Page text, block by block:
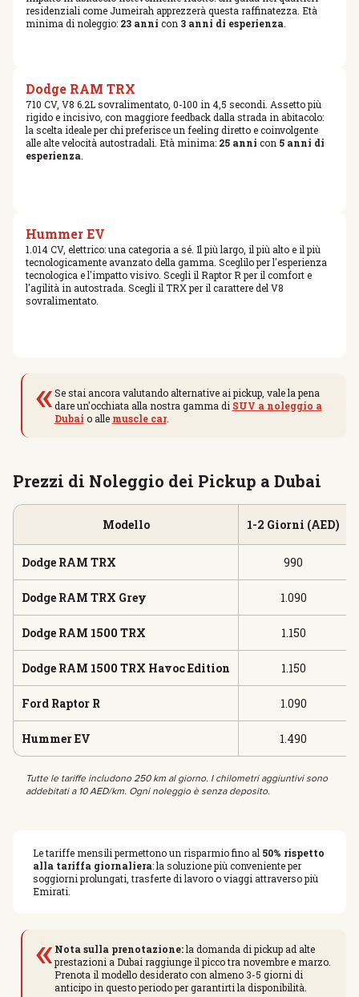
residenziali come Jumeirah apprezzerà questa raffinatezza. Età
minima di noleggio: 23 anni con 3 anni di esperienza
Dodge RAM TRX
710 CV, V8 6.2L sovralimentato, 0-100 in 4,5 secondi. Assetto più
rigido e incisivo, con maggiore feedback dalla strada in abitacolo:
la scelta ideale per chi preferisce un feeling diretto e coinvolgente
alle alte velocità autostradali. Età minima: 25 anni con 5 anni di
esperienza
Hummer EV
1.014 CV, elettrico: una categoria a sé. Il più largo, il più alto e il più
tecnologicamente avanzato della gamma. Sceglilo per l'esperienza
tecnologica e l'impatto visivo. Scegli il Raptor R per il comfort e
l'agilità in autostrada. Scegli il TRX per il carattere del V8
sovralimentato.
«Se stai ancora valutando alternative ai pickup, vale la pena
dare un'occhiata alla nostra gamma di SUV a noleggio a
Dubai o alle muscle car.
Prezzi di Noleggio dei Pickup a Dubai
Modello 1-2 Giorni (AED)
Dodge RAM TRX 990
Dodge RAM TRX Grey 1.090
Dodge RAM 1500 TRX 1.150
Dodge RAM 1500 TRX Havoc Edition 1.150
Ford Raptor R 1.090
Hummer EV 1.490
Tutte le tariffe includono 250 km al giorno. I chilometri aggiuntivi sono
addebitati a 10 AED/km. Ogni noleggio è senza deposito.
Le tariffe mensili permettono un risparmio fino al 50% rispetto
alla tariffa giornaliera: la soluzione più conveniente per
soggiorni prolungati, trasferte di lavoro o viaggi attraverso più
Emirati.
«Nota sulla prenotazione:la domanda di pickup ad alte
prestazioni a Dubai raggiunge il picco tra novembre e marzo.
Prenota il modello desiderato con almeno 3-5 giorni di
anticipo in questo periodo per garantirti la disponibilità.